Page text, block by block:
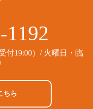
1192
付19:00）/ 火曜日・臨
ちら